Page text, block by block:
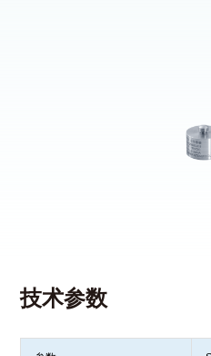
技术参数